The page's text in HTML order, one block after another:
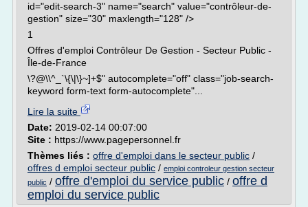
id="edit-search-3" name="search" value="contrôleur-de-
gestion" size="30" maxlength="128" />
1
Offres d'emploi Contrôleur De Gestion - Secteur Public -
Île-de-France
\?@\\^_`\{\|\}~]+$" autocomplete="off" class="job-search-
keyword form-text form-autocomplete"...
Lire la suite
Date: 2019-02-14 00:07:00
Site : https://www.pagepersonnel.fr
Thèmes liés : offre d'emploi dans le secteur public /
offres d emploi secteur public / emploi controleur gestion secteur
public / offre d'emploi du service public / offre d
emploi du service public